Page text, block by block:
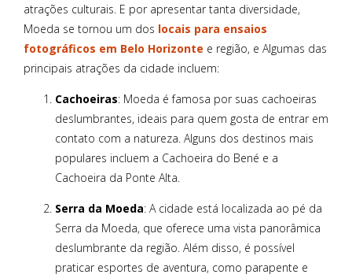
atrações culturais. E por apresentar tanta diversidade,
Moeda se tornou um dos locais para ensaios
fotográficos em Belo Horizonte e região, e Algumas das
principais atrações da cidade incluem:
Cachoeiras: Moeda é famosa por suas cachoeiras
deslumbrantes, ideais para quem gosta de entrar em
contato com a natureza. Alguns dos destinos mais
populares incluem a Cachoeira do Bené e a
Cachoeira da Ponte Alta.
Serra da Moeda: A cidade está localizada ao pé da
Serra da Moeda, que oferece uma vista panorâmica
deslumbrante da região. Além disso, é possível
praticar esportes de aventura, como parapente e